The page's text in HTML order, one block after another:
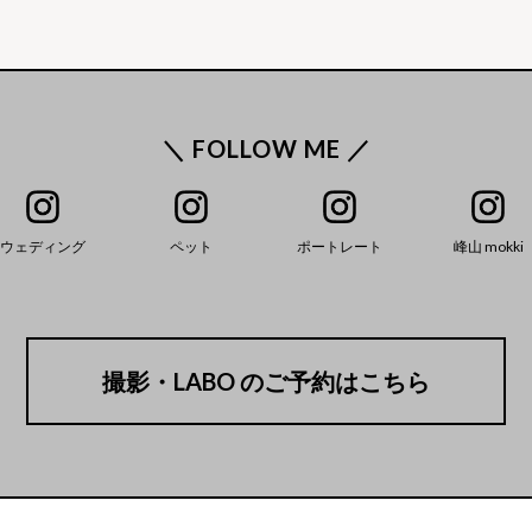
＼ FOLLOW ME ／
ウェディング ペット ポートレート 峰山 mokki
撮影・LABO のご予約はこちら